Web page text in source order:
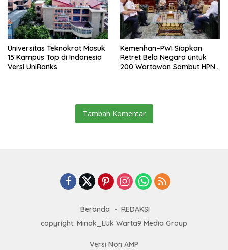
Universitas Teknokrat Masuk
15 Kampus Top di Indonesia
Versi UniRanks
Kemenhan–PWI Siapkan
Retret Bela Negara untuk
200 Wartawan Sambut HPN
Tambah Komentar
Beranda
REDAKSI
copyright: Minak_LUk Warta9 Media Group
Versi Non AMP